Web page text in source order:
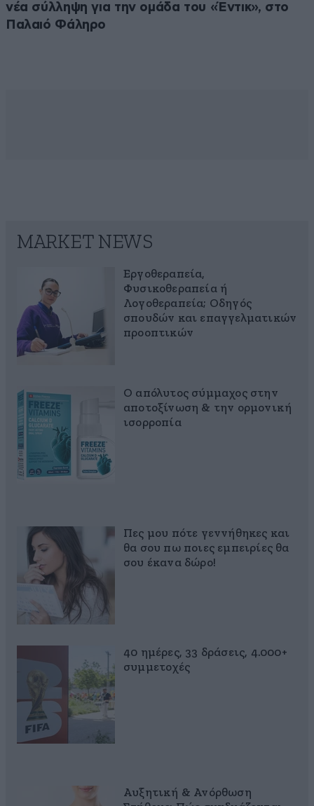
νέα σύλληψη για την ομάδα του «Έντικ», στο
Παλαιό Φάληρο
MARKET NEWS
Εργοθεραπεία,
Φυσικοθεραπεία ή
Λογοθεραπεία; Οδηγός
σπουδών και επαγγελματικών
προοπτικών
Ο απόλυτος σύμμαχος στην
αποτοξίνωση & την ορμονική
ισορροπία
Πες μου πότε γεννήθηκες και
θα σου πω ποιες εμπειρίες θα
σου έκανα δώρο!
40 ημέρες, 33 δράσεις, 4.000+
συμμετοχές
Αυξητική & Ανόρθωση